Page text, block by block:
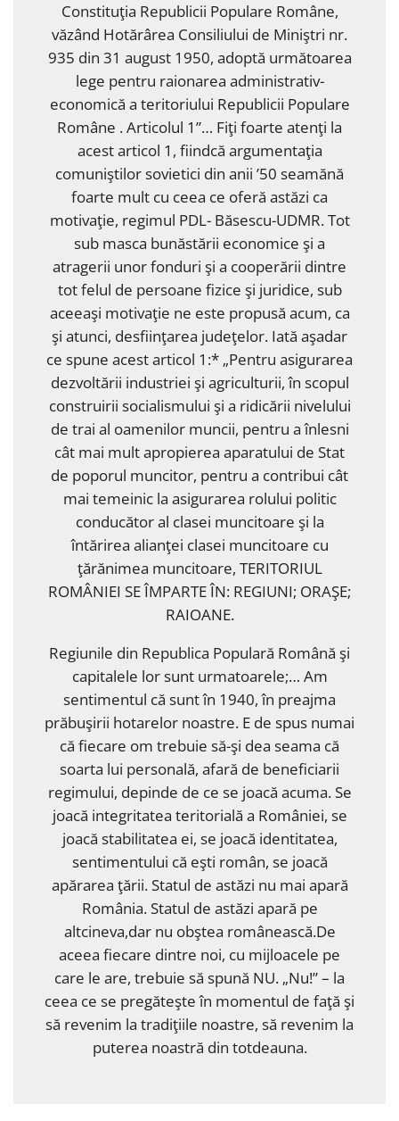
Constituţia Republicii Populare Române,
văzând Hotărârea Consiliului de Miniştri nr.
935 din 31 august 1950, adoptă următoarea
lege pentru raionarea administrativ-
economică a teritoriului Republicii Populare
Române . Articolul 1”… Fiţi foarte atenţi la
acest articol 1, fiindcă argumentaţia
comuniştilor sovietici din anii ’50 seamănă
foarte mult cu ceea ce oferă astăzi ca
motivaţie, regimul PDL- Băsescu-UDMR. Tot
sub masca bunăstării economice şi a
atragerii unor fonduri şi a cooperării dintre
tot felul de persoane fizice şi juridice, sub
aceeaşi motivaţie ne este propusă acum, ca
şi atunci, desfiinţarea judeţelor. Iată aşadar
ce spune acest articol 1:* „Pentru asigurarea
dezvoltării industriei şi agriculturii, în scopul
construirii socialismului şi a ridicării nivelului
de trai al oamenilor muncii, pentru a înlesni
cât mai mult apropierea aparatului de Stat
de poporul muncitor, pentru a contribui cât
mai temeinic la asigurarea rolului politic
conducător al clasei muncitoare şi la
întărirea alianţei clasei muncitoare cu
ţărănimea muncitoare, TERITORIUL
ROMÂNIEI SE ÎMPARTE ÎN: REGIUNI; ORAŞE;
RAIOANE.
Regiunile din Republica Populară Română şi
capitalele lor sunt urmatoarele;… Am
sentimentul că sunt în 1940, în preajma
prăbuşirii hotarelor noastre. E de spus numai
că fiecare om trebuie să-şi dea seama că
soarta lui personală, afară de beneficiarii
regimului, depinde de ce se joacă acuma. Se
joacă integritatea teritorială a României, se
joacă stabilitatea ei, se joacă identitatea,
sentimentului că eşti român, se joacă
apărarea ţării. Statul de astăzi nu mai apară
România. Statul de astăzi apară pe
altcineva,dar nu obştea românească.De
aceea fiecare dintre noi, cu mijloacele pe
care le are, trebuie să spună NU. „Nu!” – la
ceea ce se pregăteşte în momentul de faţă şi
să revenim la tradiţiile noastre, să revenim la
puterea noastră din totdeauna.